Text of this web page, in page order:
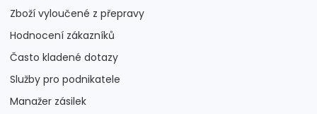
Zboží vyloučené z přepravy
Hodnocení zákazníků
Často kladené dotazy
Služby pro podnikatele
Manažer zásilek